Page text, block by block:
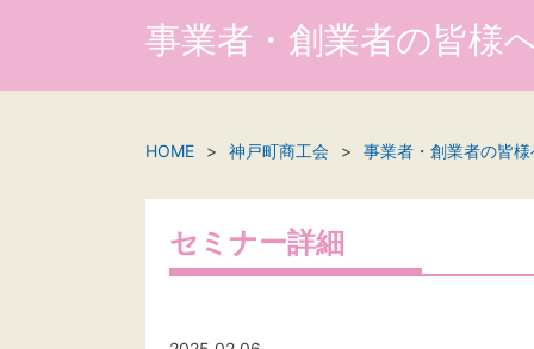
事業者・創業者の皆様
HOME 神戸町商工会 事業者・創業者の皆様
セミナー詳細